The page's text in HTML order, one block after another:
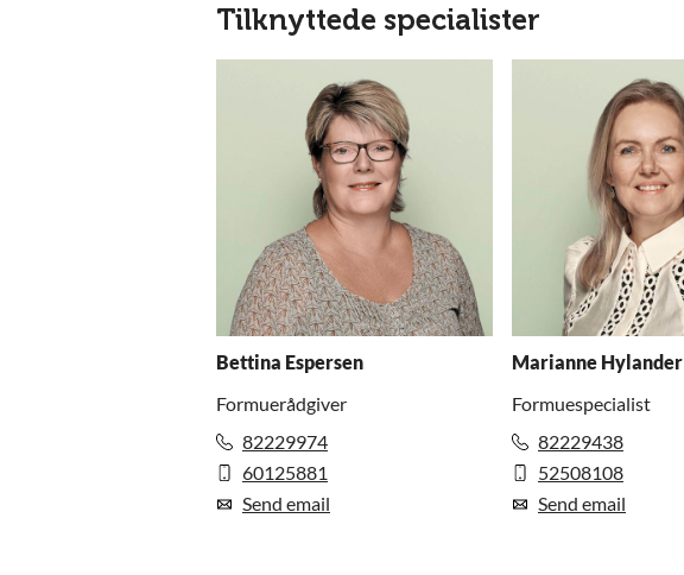
Tilknyttede specialister
Bettina Espersen
Formuerådgiver
82229974
60125881
Send email
Marianne Hylander
Formuespecialist
82229438
52508108
Send email